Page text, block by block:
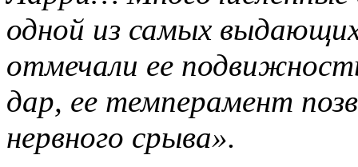
одной из самых
отмечали ее
дар, ее темперамент
нервного срыва».